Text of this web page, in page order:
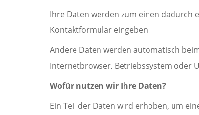
Ihre Daten werden zum einen dadurch
Kontaktformular eingeben.
Andere Daten werden automatisch
Internetbrowser, Betriebssystem oder
Wofür nutzen wir Ihre Daten?
Ein Teil der Daten wird erhoben, um